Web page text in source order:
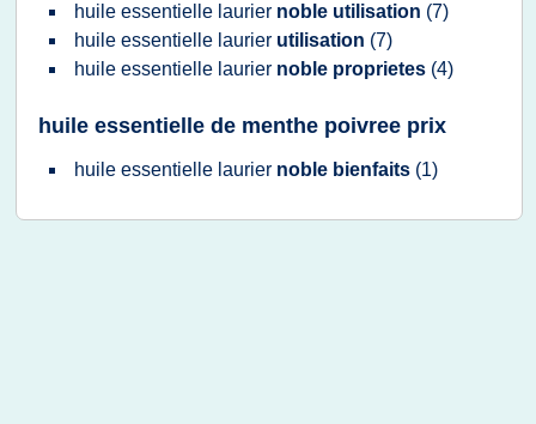
huile essentielle laurier noble utilisation (7)
huile essentielle laurier utilisation (7)
huile essentielle laurier noble proprietes (4)
huile essentielle de menthe poivree prix
huile essentielle laurier noble bienfaits (1)